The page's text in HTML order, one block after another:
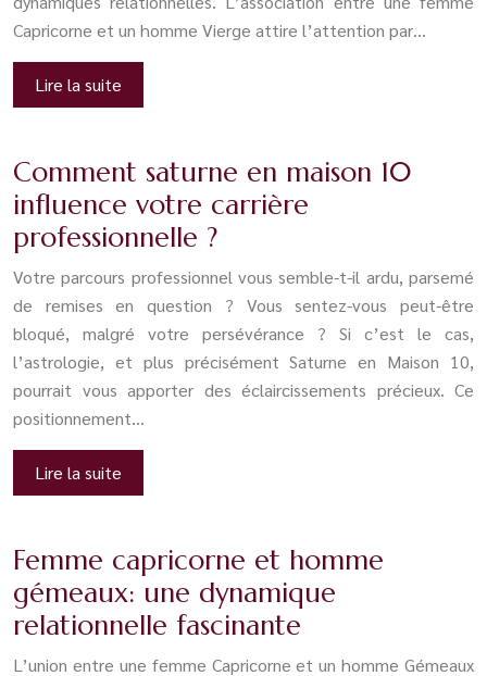
Capricorne et un homme Vierge attire l’attention par…
Lire la suite
Comment saturne en maison 10
influence votre carrière
professionnelle ?
Votre parcours professionnel vous semble-t-il ardu, parsemé
de remises en question ? Vous sentez-vous peut-être
bloqué, malgré votre persévérance ? Si c’est le cas,
l’astrologie, et plus précisément Saturne en Maison 10,
pourrait vous apporter des éclaircissements précieux. Ce
positionnement…
Lire la suite
Femme capricorne et homme
gémeaux: une dynamique
relationnelle fascinante
L’union entre une femme Capricorne et un homme Gémeaux